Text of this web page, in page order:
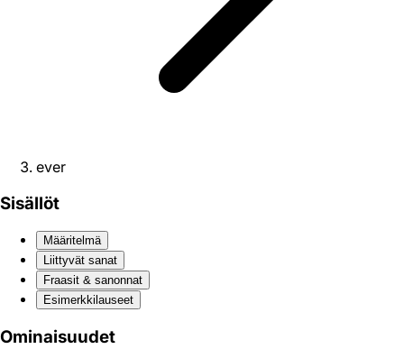
ever
Sisällöt
Määritelmä
Liittyvät sanat
Fraasit & sanonnat
Esimerkkilauseet
Ominaisuudet